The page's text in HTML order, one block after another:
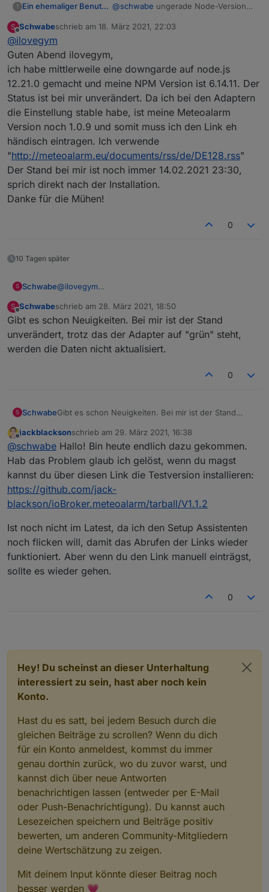
? Ein ehemaliger Benutzer @schwabe ungerade Node-Versionen
Testen gedacht, dass damit überhaupt
Ich denke bei dir ist dann vielleicht
probleme... ??
node 12 oder 14, aber bitte immer mit
npm 6.
S
Offline
Schwabeschrieb am 18. März 2021, 22:03
zuletzt editiert von
@ilovegym
Guten Abend ilovegym,
ich habe mittlerweile eine downgarde auf node.js
12.21.0 gemacht und meine NPM Version ist 6.14.11. Der
Status ist bei mir unverändert. Da ich bei den Adaptern
die Einstellung stable habe, ist meine Meteoalarm
Version noch 1.0.9 und somit muss ich den Link eh
händisch eintragen. Ich verwende
"http://meteoalarm.eu/documents/rss/de/DE128.rss"
Der Stand bei mir ist noch immer 14.02.2021 23:30,
sprich direkt nach der Installation.
Danke für die Mühen!
0
10 Tagen später
S Schwabe@ilovegym
ich habe mittlerweile eine downgarde auf node.js
12.21.0 gemacht und meine NPM Version ist 6.14.11.
Der Status ist bei mir unverändert. Da ich bei den
Adaptern die Einstellung stable habe, ist meine
Meteoalarm Version noch 1.0.9 und somit muss ich
http://meteoalarm.eu/documents/rss/de/DE128.rss"
Danke für die Mühen!
S
Offline
Schwabeschrieb am 28. März 2021, 18:50
zuletzt editiert von
Gibt es schon Neuigkeiten. Bei mir ist der Stand
unverändert, trotz das der Adapter auf "grün" steht,
werden die Daten nicht aktualisiert.
0
S SchwabeGibt es schon Neuigkeiten. Bei mir ist der Stand
werden die Daten nicht aktualisiert.
Offline
jackblacksonschrieb am 29. März 2021, 16:38
zuletzt editiert von
@schwabe Hallo! Bin heute endlich dazu gekommen.
Hab das Problem glaub ich gelöst, wenn du magst
kannst du über diesen Link die Testversion installieren:
https://github.com/jack-
blackson/ioBroker.meteoalarm/tarball/V1.1.2
Ist noch nicht im Latest, da ich den Setup Assistenten
noch flicken will, damit das Abrufen der Links wieder
funktioniert. Aber wenn du den Link manuell einträgst,
sollte es wieder gehen.
0
Hey! Du scheinst an dieser Unterhaltung
interessiert zu sein, hast aber noch kein
Konto.
Hast du es satt, bei jedem Besuch durch die
gleichen Beiträge zu scrollen? Wenn du dich
für ein Konto anmeldest, kommst du immer
genau dorthin zurück, wo du zuvor warst, und
kannst dich über neue Antworten
benachrichtigen lassen (entweder per E-Mail
oder Push-Benachrichtigung). Du kannst auch
Lesezeichen speichern und Beiträge positiv
bewerten, um anderen Community-Mitgliedern
deine Wertschätzung zu zeigen.
Mit deinem Input könnte dieser Beitrag noch
besser werden 💗